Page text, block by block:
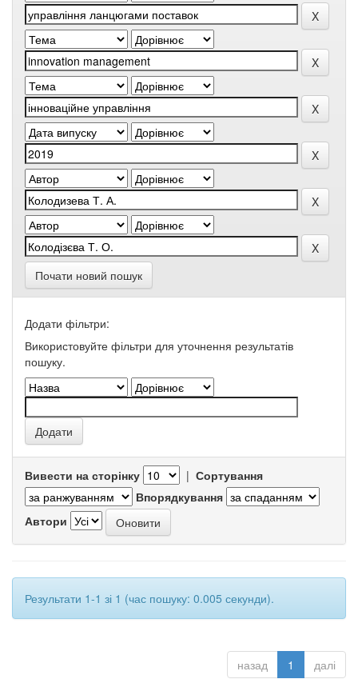
Почати новий пошук
Додати фільтри:
Використовуйте фільтри для уточнення результатів
пошуку.
Вивести на сторінку | Сортування
Впорядкування
Автори
Результати 1-1 зі 1 (час пошуку: 0.005 секунди).
назад 1 далі